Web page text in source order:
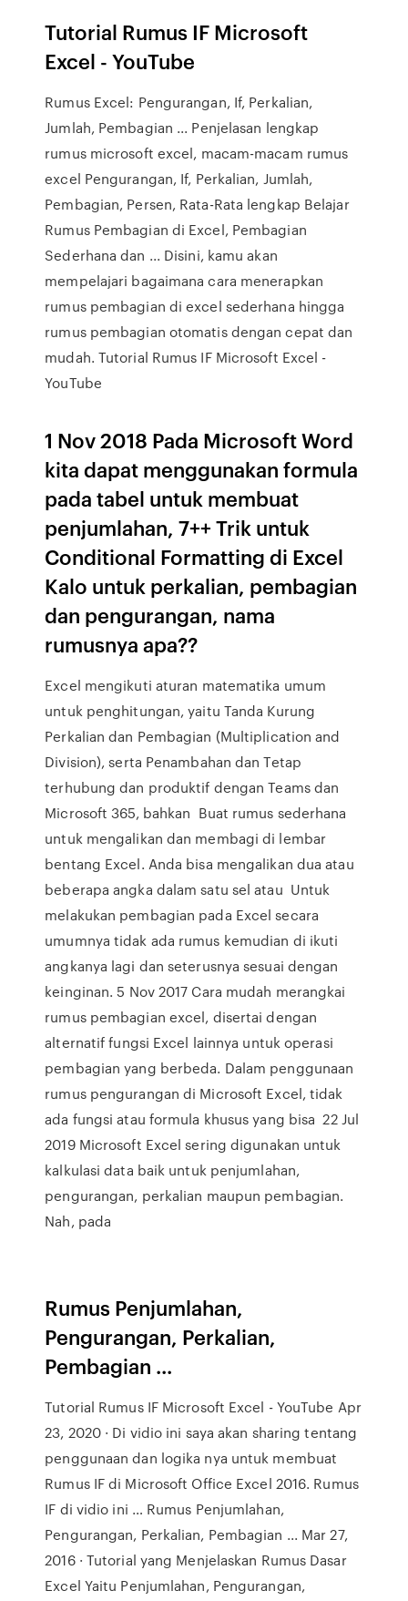
Tutorial Rumus IF Microsoft
Excel - YouTube
Rumus Excel: Pengurangan, If, Perkalian,
Jumlah, Pembagian ... Penjelasan lengkap
rumus microsoft excel, macam-macam rumus
excel Pengurangan, If, Perkalian, Jumlah,
Pembagian, Persen, Rata-Rata lengkap Belajar
Rumus Pembagian di Excel, Pembagian
Sederhana dan ... Disini, kamu akan
mempelajari bagaimana cara menerapkan
rumus pembagian di excel sederhana hingga
rumus pembagian otomatis dengan cepat dan
mudah. Tutorial Rumus IF Microsoft Excel -
YouTube
1 Nov 2018 Pada Microsoft Word
kita dapat menggunakan formula
pada tabel untuk membuat
penjumlahan, 7++ Trik untuk
Conditional Formatting di Excel
Kalo untuk perkalian, pembagian
dan pengurangan, nama
rumusnya apa??
Excel mengikuti aturan matematika umum
untuk penghitungan, yaitu Tanda Kurung
Perkalian dan Pembagian (Multiplication and
Division), serta Penambahan dan Tetap
terhubung dan produktif dengan Teams dan
Microsoft 365, bahkan Buat rumus sederhana
untuk mengalikan dan membagi di lembar
bentang Excel. Anda bisa mengalikan dua atau
beberapa angka dalam satu sel atau Untuk
melakukan pembagian pada Excel secara
umumnya tidak ada rumus kemudian di ikuti
angkanya lagi dan seterusnya sesuai dengan
keinginan. 5 Nov 2017 Cara mudah merangkai
rumus pembagian excel, disertai dengan
alternatif fungsi Excel lainnya untuk operasi
pembagian yang berbeda. Dalam penggunaan
rumus pengurangan di Microsoft Excel, tidak
ada fungsi atau formula khusus yang bisa 22 Jul
2019 Microsoft Excel sering digunakan untuk
kalkulasi data baik untuk penjumlahan,
pengurangan, perkalian maupun pembagian.
Nah, pada
Rumus Penjumlahan,
Pengurangan, Perkalian,
Pembagian ...
Tutorial Rumus IF Microsoft Excel - YouTube Apr
23, 2020 · Di vidio ini saya akan sharing tentang
penggunaan dan logika nya untuk membuat
Rumus IF di Microsoft Office Excel 2016. Rumus
IF di vidio ini … Rumus Penjumlahan,
Pengurangan, Perkalian, Pembagian ... Mar 27,
2016 · Tutorial yang Menjelaskan Rumus Dasar
Excel Yaitu Penjumlahan, Pengurangan,